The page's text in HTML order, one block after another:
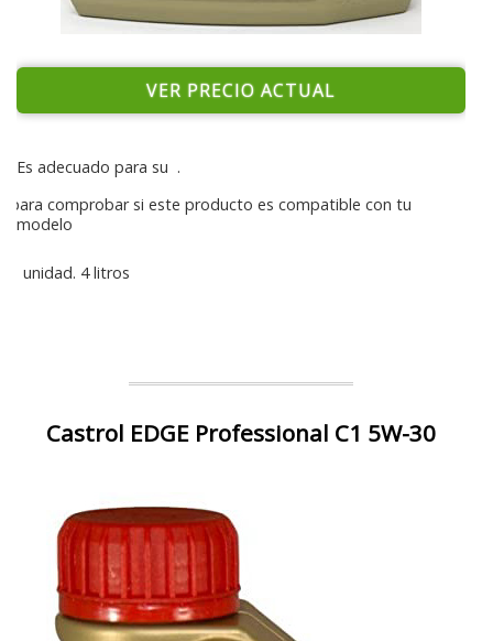
VER PRECIO ACTUAL
Es adecuado para su .
para comprobar si este producto es compatible con tu
modelo
1 unidad. 4 litros
Castrol EDGE Professional C1 5W-30